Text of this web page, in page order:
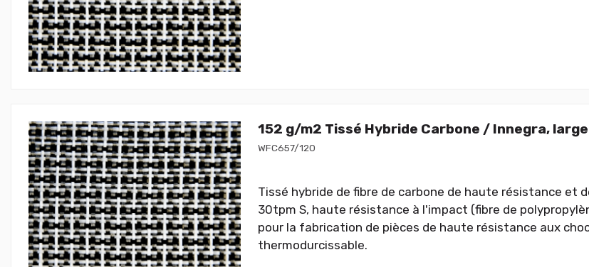
152 g/m2 Tissé Hybride Carbone / Innegra,
WFC657/120
Tissé hybride de fibre de carbone de haute résistance et
30tpm S, haute résistance à l'impact (fibre de
pour la fabrication de pièces de haute résistance aux
thermodurcissable.